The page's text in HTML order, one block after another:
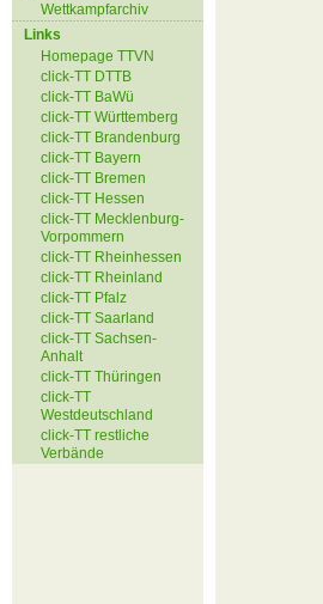
Wettkampfarchiv
Links
Homepage TTVN
click-TT DTTB
click-TT BaWü
click-TT Württemberg
click-TT Brandenburg
click-TT Bayern
click-TT Bremen
click-TT Hessen
click-TT Mecklenburg-
Vorpommern
click-TT Rheinhessen
click-TT Rheinland
click-TT Pfalz
click-TT Saarland
click-TT Sachsen-
Anhalt
click-TT Thüringen
click-TT
Westdeutschland
click-TT restliche
Verbände